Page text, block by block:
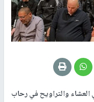
والتراويح في رحاب